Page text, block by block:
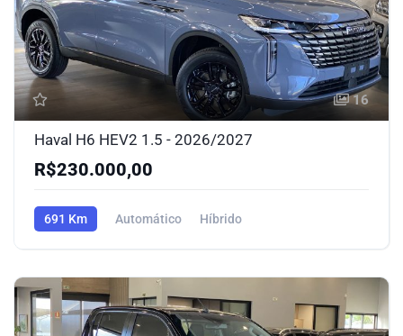
16
Haval H6 HEV2 1.5 - 2026/2027
R$230.000,00
691 Km Automático Híbrido